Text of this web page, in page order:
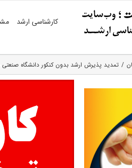
کارشناسی ارشد
تمدید پذیرش ارشد بدون کنکور دانشگاه صنعتی